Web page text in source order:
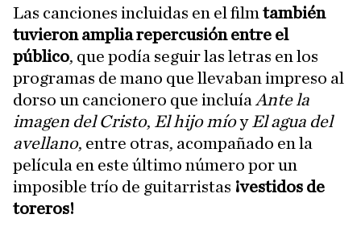
Las canciones incluidas en el film también
tuvieron amplia repercusión entre el
público, que podía seguir las letras en los
programas de mano que llevaban impreso al
dorso un cancionero que incluía Ante la
imagen del Cristo, El hijo míoy El agua del
avellano, entre otras, acompañado en la
película en este último número por un
imposible trío de guitarristas ¡vestidos de
toreros!